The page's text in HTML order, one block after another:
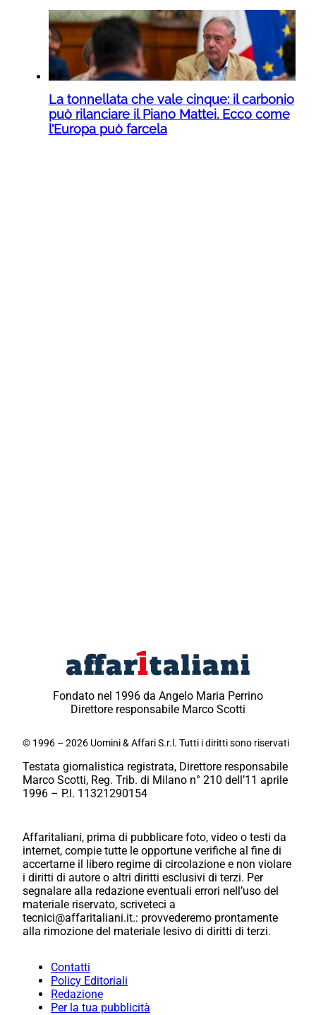
La tonnellata che vale cinque: il carbonio
può rilanciare il Piano Mattei. Ecco come
l’Europa può farcela
Fondato nel 1996 da Angelo Maria Perrino
Direttore responsabile Marco Scotti
© 1996 – 2026 Uomini & Affari S.r.l. Tutti i diritti sono riservati
Testata giornalistica registrata, Direttore responsabile
Marco Scotti, Reg. Trib. di Milano n° 210 dell’11 aprile
1996 – P.I. 11321290154
Affaritaliani, prima di pubblicare foto, video o testi da
internet, compie tutte le opportune verifiche al fine di
accertarne il libero regime di circolazione e non violare
i diritti di autore o altri diritti esclusivi di terzi. Per
segnalare alla redazione eventuali errori nell’uso del
materiale riservato, scriveteci a
tecnici@affaritaliani.it.: provvederemo prontamente
alla rimozione del materiale lesivo di diritti di terzi.
Contatti
Policy Editoriali
Redazione
Per la tua pubblicità